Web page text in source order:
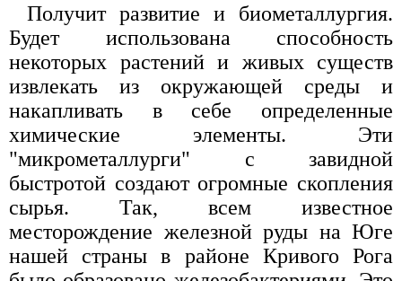
Получит развитие и биометаллургия.
Будет использована способность
некоторых растений и живых существ
извлекать из окружающей среды и
накапливать в себе определенные
химические элементы. Эти
"микрометаллурги" с завидной
быстротой создают огромные скопления
сырья. Так, всем известное
месторождение железной руды на Юге
нашей страны в районе Кривого Рога